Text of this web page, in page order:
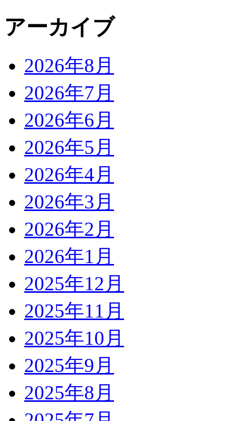
アーカイブ
2026年8月
2026年7月
2026年6月
2026年5月
2026年4月
2026年3月
2026年2月
2026年1月
2025年12月
2025年11月
2025年10月
2025年9月
2025年8月